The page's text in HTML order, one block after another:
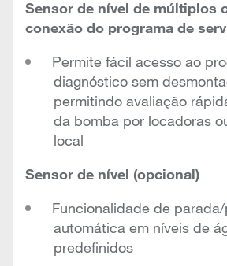
Sensor de nível de múltiplos
conexão do programa de
Permite fácil acesso ao
diagnóstico sem
permitindo avaliação
da bomba por locadoras
local
Sensor de nível (opcional)
Funcionalidade de
automática em níveis de
predefinidos